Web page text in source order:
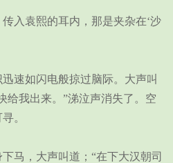
袁熙的耳内，那是夹杂在‘沙
如闪电般掠过脑际。大声叫
给我出来。”涕泣声消失了。空
。
，大声叫道；“在下大汉朝司